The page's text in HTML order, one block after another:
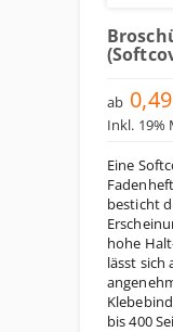
ab
Inkl. 19%
Eine
besticht
hohe
lässt sich
bis 400